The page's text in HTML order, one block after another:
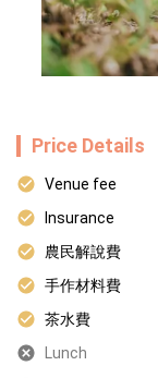
Price Details
Venue fee
Insurance
農民解說費
手作材料費
茶水費
Lunch